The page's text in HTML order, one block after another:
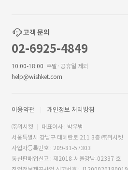
고객 문의
02-6925-4849
10:00-18:00 주말·공휴일 제외
help@wishket.com
이용약관 개인정보 처리방침
㈜위시켓
대표이사 : 박우범
서울특별시 강남구 테헤란로 211 3층 ㈜위시켓
사업자등록번호 : 209-81-57303
통신판매업신고 : 제2018-서울강남-02337 호